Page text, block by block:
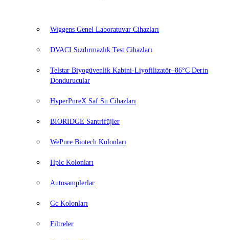
Wiggens Genel Laboratuvar Cihazları
DVACI Sızdırmazlık Test Cihazları
Telstar Biyogüvenlik Kabini-Liyofilizatör–86°C Derin
Dondurucular
HyperPureX Saf Su Cihazları
BIORIDGE Santrifüjler
WePure Biotech Kolonları
Hplc Kolonları
Autosamplerlar
Gc Kolonları
Filtreler